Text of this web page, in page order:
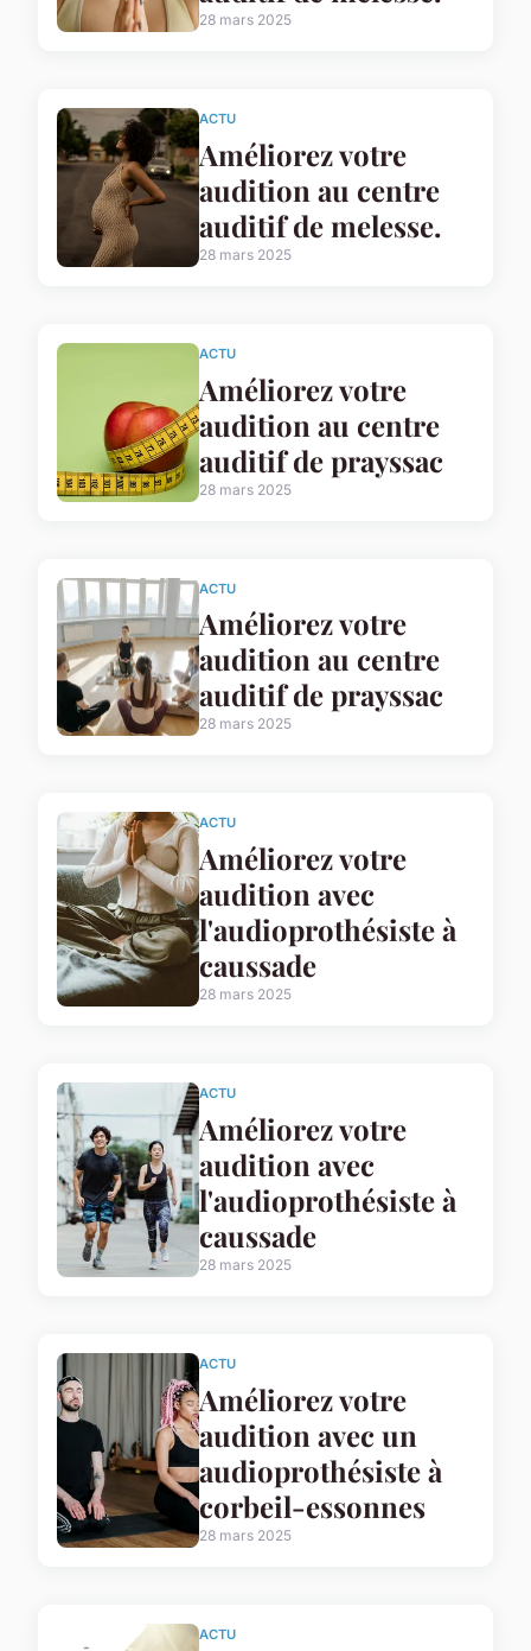
28 mars 2025
ACTU
Améliorez votre
audition au centre
auditif de melesse.
28 mars 2025
ACTU
Améliorez votre
audition au centre
auditif de prayssac
28 mars 2025
ACTU
Améliorez votre
audition au centre
auditif de prayssac
28 mars 2025
ACTU
Améliorez votre
audition avec
l'audioprothésiste à
caussade
28 mars 2025
ACTU
Améliorez votre
audition avec
l'audioprothésiste à
caussade
28 mars 2025
ACTU
Améliorez votre
audition avec un
audioprothésiste à
corbeil-essonnes
28 mars 2025
ACTU